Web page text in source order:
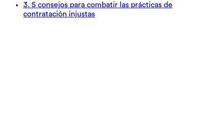
3. 5 consejos para combatir las prácticas de
contratación injustas